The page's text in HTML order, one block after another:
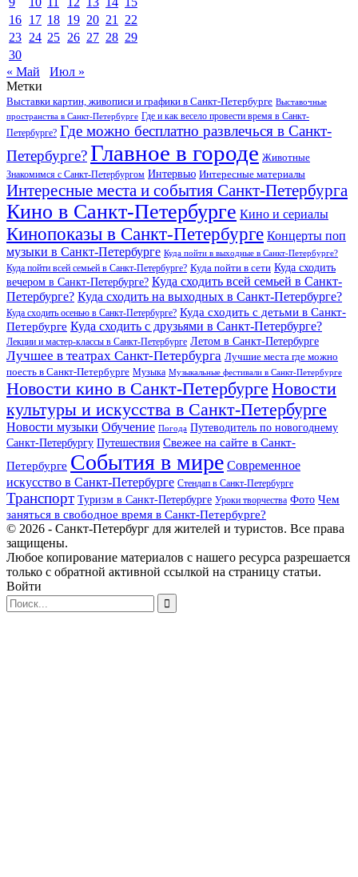
16 17 18 19 20 21
22
23 24 25 26 27 28 29
30
« Май
Июл »
Метки
Выставки картин, живописи и графики в Санкт-Петербурге Выставочные
пространства в Санкт-Петербурге Где и как весело провести время в Санкт-
Петербурге? Где можно бесплатно развлечься в Санкт-
Петербурге?Главное в городе Животные
Знакомимся с Санкт-Петербургом Интервью Интересные материалы
Интересные места и события Санкт-Петербурга
Кино в Санкт-Петербурге Кино и сериалы
Кинопоказы в Санкт-Петербурге Концерты поп
музыки в Санкт-Петербурге Куда пойти в выходные в Санкт-Петербурге?
Куда пойти всей семьей в Санкт-Петербурге? Куда пойти в сети Куда сходить
вечером в Санкт-Петербурге? Куда сходить всей семьей в Санкт-
Петербурге? Куда сходить на выходных в Санкт-Петербурге?
Куда сходить осенью в Санкт-Петербурге? Куда сходить с детьми в Санкт-
Петербурге Куда сходить с друзьями в Санкт-Петербурге?
Лекции и мастер-классы в Санкт-Петербурге Летом в Санкт-Петербурге
Лучшее в театрах Санкт-Петербурга Лучшие места где можно
поесть в Санкт-Петербурге Музыка Музыкальные фестивали в Санкт-Петербурге
Новости кино в Санкт-Петербурге Новости
культуры и искусства в Санкт-Петербурге
Новости музыки Обучение Погода Путеводитель по новогоднему
Санкт-Петербургу Путешествия Свежее на сайте в Санкт-
Петербурге События в мире Современное
искусство в Санкт-Петербурге Стендап в Санкт-Петербурге
Транспорт Туризм в Санкт-Петербурге Уроки творчества Фото Чем
заняться в свободное время в Санкт-Петербурге?
© 2026 - Санкт-Петербург для жителей и туристов. Все права
защищены.
Любое копирование материалов с нашего ресурса разрешается
только с обратной активной ссылкой на страницу статьи.
Войти